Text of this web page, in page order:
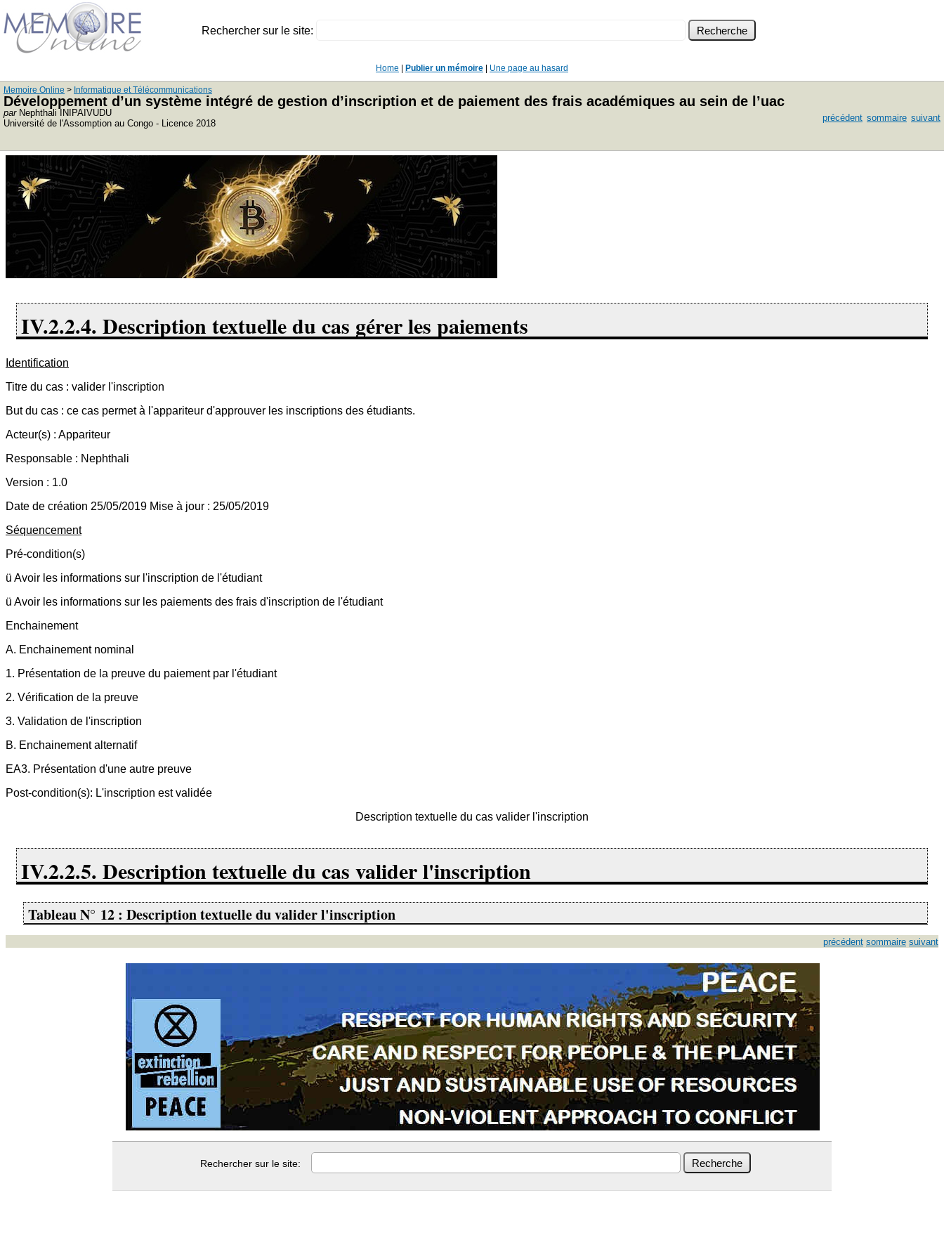
Rechercher sur le site:
Home Publier un mémoire Une page au hasard
Memoire Online > Informatique et Télécommunications
Développement d’un système intégré de gestion d’inscription et de paiement des frais académiques au sein de l’uac
parNephthali INIPAIVUDU
Université de l'Assomption au Congo - Licence 2018
précédent sommaire suivant
IV.2.2.4. Description textuelle du cas gérer les paiements
Identification
Titre du cas : valider l'inscription
But du cas : ce cas permet à l'appariteur d'approuver les inscriptions des étudiants.
Acteur(s) : Appariteur
Responsable : Nephthali
Version : 1.0
Date de création 25/05/2019 Mise à jour : 25/05/2019
Séquencement
Pré-condition(s)
ü Avoir les informations sur l'inscription de l'étudiant
ü Avoir les informations sur les paiements des frais d'inscription de l'étudiant
Enchainement
A. Enchainement nominal
1. Présentation de la preuve du paiement par l'étudiant
2. Vérification de la preuve
3. Validation de l'inscription
B. Enchainement alternatif
EA3. Présentation d'une autre preuve
Post-condition(s): L'inscription est validée
Description textuelle du cas valider l'inscription
IV.2.2.5. Description textuelle du cas valider l'inscription
Tableau N° 12 : Description textuelle du valider l'inscription
précédent sommaire suivant
Rechercher sur le site: